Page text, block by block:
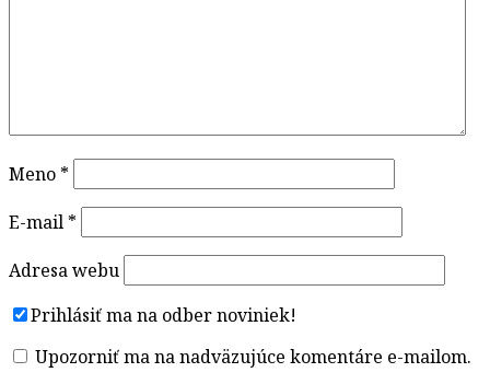
Meno *
E-mail *
Adresa webu
Prihlásiť ma na odber noviniek!
Upozorniť ma na nadväzujúce komentáre e-mailom.